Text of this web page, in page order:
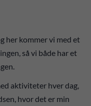
her kommer vi med et
så vi både har et
aktiviteter hver dag,
hvor det er min